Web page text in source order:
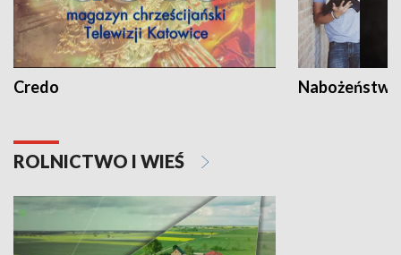
Credo
ROLNICTWO I WIEŚ